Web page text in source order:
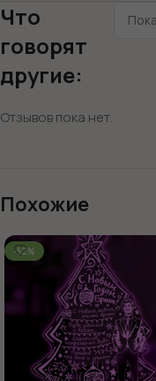
Что
говорят
другие:
Отзывов пока нет.
Похожие
-52%